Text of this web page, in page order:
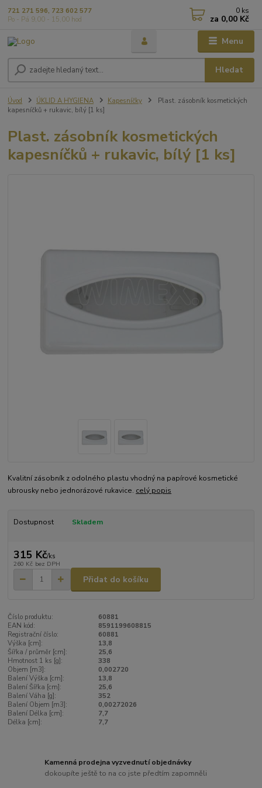
Menu
Hledat
721 271 596, 723 602 577
Po - Pá 9,00 - 15,00 hod
0 ks
za 0,00 Kč
Úvod ÚKLID A HYGIENA Kapesníčky
Plast. zásobník kosmetických
kapesníčků + rukavic, bílý [1 ks]
Plast. zásobník kosmetických
kapesníčků + rukavic, bílý [1 ks]
Kvalitní zásobník z odolného plastu vhodný na papírové kosmetické
ubrousky nebo jednorázové rukavice. celý popis
Dostupnost Skladem
315 Kč/ks
260 Kč bez DPH
Přidat do košíku
Číslo produktu:
60881
EAN kód:
8591199608815
Registrační číslo:
60881
Výška [cm]:
13,8
Šířka / průměr [cm]:
25,6
Hmotnost 1 ks [g]:
338
Objem [m3]:
0,002720
Balení Výška [cm]:
13,8
Balení Šířka [cm]:
25,6
Balení Váha [g]:
352
Balení Objem [m3]:
0,00272026
Balení Délka [cm]:
7,7
Délka [cm]:
7,7
Kamenná prodejna vyzvednutí objednávky
dokoupíte ještě to na co jste předtím zapomněli